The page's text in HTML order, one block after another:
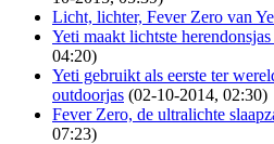
Licht, lichter, Fever Zero van
Yeti maakt lichtste
04:20)
Yeti gebruikt als eerste ter
outdoorjas (02-10-2014, 02:30)
Fever Zero, de ultralichte
07:23)